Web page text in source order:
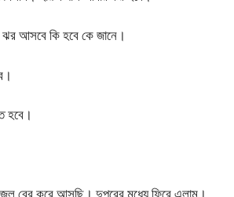
আসবে কি হবে কে জানে।
হবে।